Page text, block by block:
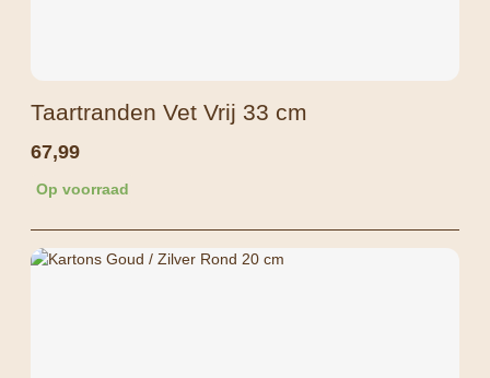
Taartranden Vet Vrij 33 cm
67,99
Op voorraad